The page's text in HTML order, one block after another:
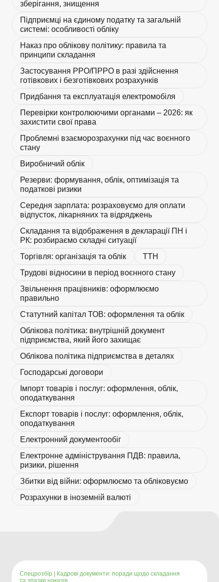
зберігання, знищення
Підприємці на єдиному податку та загальній
системі: особливості обліку
Наказ про облікову політику: правила та
принципи складання
Застосування РРО/ПРРО в разі здійснення
готівкових і безготівкових розрахунків
Придбання та експлуатація електромобіля
Перевірки контролюючими органами – 2026: як
захистити свої права
Проблемні взаєморозрахунки під час воєнного
стану
Виробничий облік
Резерви: формування, облік, оптимізація та
податкові ризики
Середня зарплата: розраховуємо для оплати
відпусток, лікарняних та відряджень
Складання та відображення в декларації ПН і
РК: розбираємо складні ситуації
Торгівля: організація та облік
ТТН
Трудові відносини в період воєнного стану
Звільнення працівників: оформлюємо
правильно
Статутний капітал ТОВ: оформлення та облік
Облікова політика: внутрішній документ
підприємства, який його захищає
Облікова політика підприємства в деталях
Господарські договори
Імпорт товарів і послуг: оформлення, облік,
оподаткування
Експорт товарів і послуг: оформлення, облік,
оподаткування
Електронний документообіг
Електронне адміністрування ПДВ: правила,
ризики, рішення
Збитки від війни: оформлюємо та обліковуємо
Розрахунки в іноземній валюті
Спецрозбір
Кадрові документи: поради щодо складання
та зразки наказів